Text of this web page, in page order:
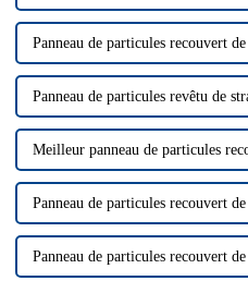
Panneau de particules recouvert
Panneau de particules revêtu de
Meilleur panneau de particules
Panneau de particules recouvert
Panneau de particules recouvert